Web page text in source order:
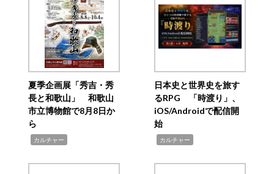
夏季企画展「秀吉・秀
長と和歌山」 和歌山
市立博物館で8月8日か
ら
カルチャー
日本史と世界史を旅す
るRPG 「時渡り」、
iOS/Androidで配信開
始
カルチャー